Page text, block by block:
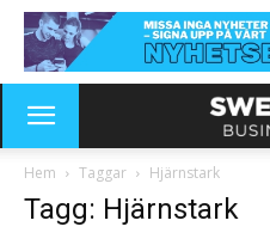
Hem Taggar Hjärnstark
Tagg: Hjärnstark